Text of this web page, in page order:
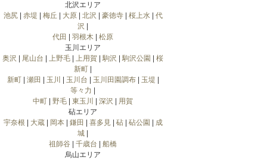
北沢エリア
池尻| 赤堤 梅丘 大原| 北沢 豪徳寺| 桜上水| 代
沢
代田
羽根木
松原
玉川エリア
奥沢
尾山台 上野毛 上用賀 駒沢 駒沢公園
桜
新町
新町| 瀬田 玉川 玉川台 玉川田園調布| 玉堤
等々力
中町
野毛 東玉川 深沢
用賀
砧エリア
宇奈根
大蔵| 岡本| 鎌田 喜多見| 砧| 砧公園
成
城
祖師谷
千歳台
船橋
烏山エリア